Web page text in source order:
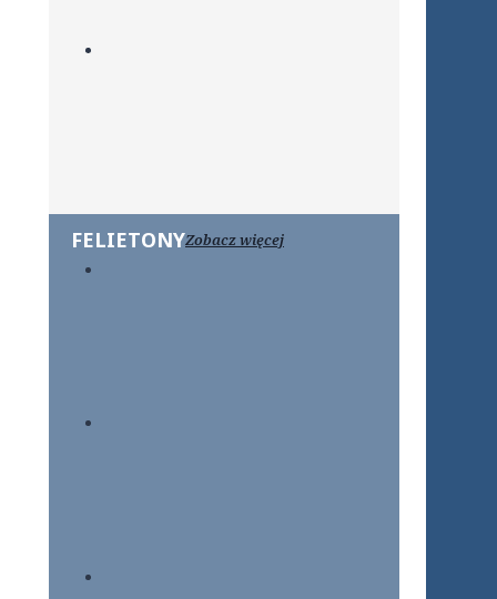
FELIETONYZobacz więcej